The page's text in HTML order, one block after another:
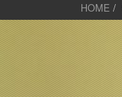
HOME